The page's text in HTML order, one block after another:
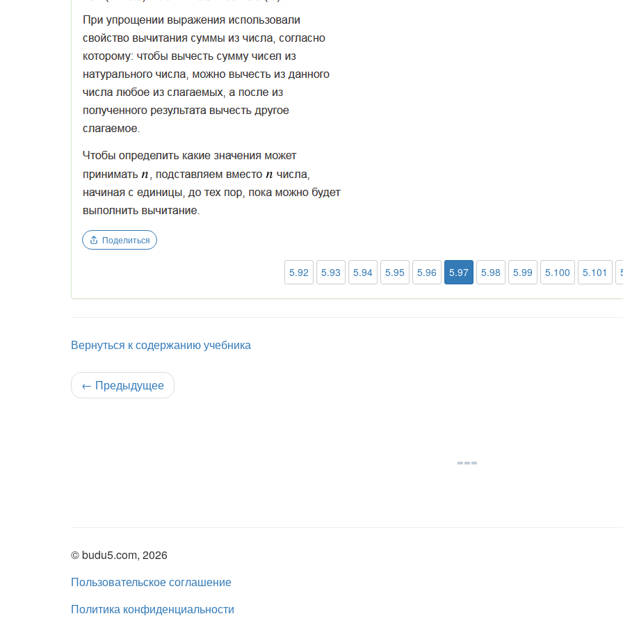
Поделиться
5.92 5.93 5.94 5.95 5.96 5.97 5.98 5.99 5.100 5.101
Вернуться к содержанию учебника
← Предыдущее
© budu5.com, 2026
Пользовательское соглашение
Политика конфиденциальности